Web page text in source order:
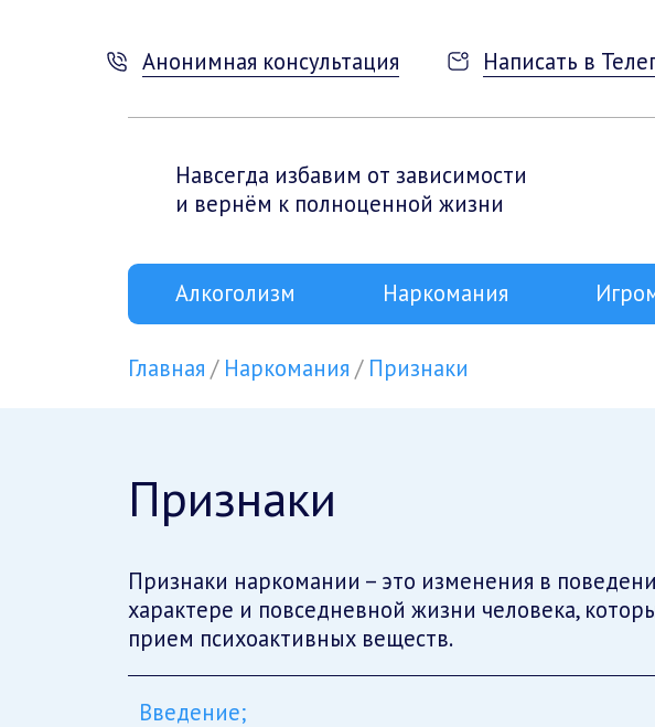
Анонимная консультация Написать в
Навсегда избавим от зависимости
и вернём к полноценной жизни
Алкоголизм Наркомания
Главная Наркомания Признаки
Признаки
Признаки наркомании – это изменения в
характере и повседневной жизни человека,
прием психоактивных веществ.
Введение;